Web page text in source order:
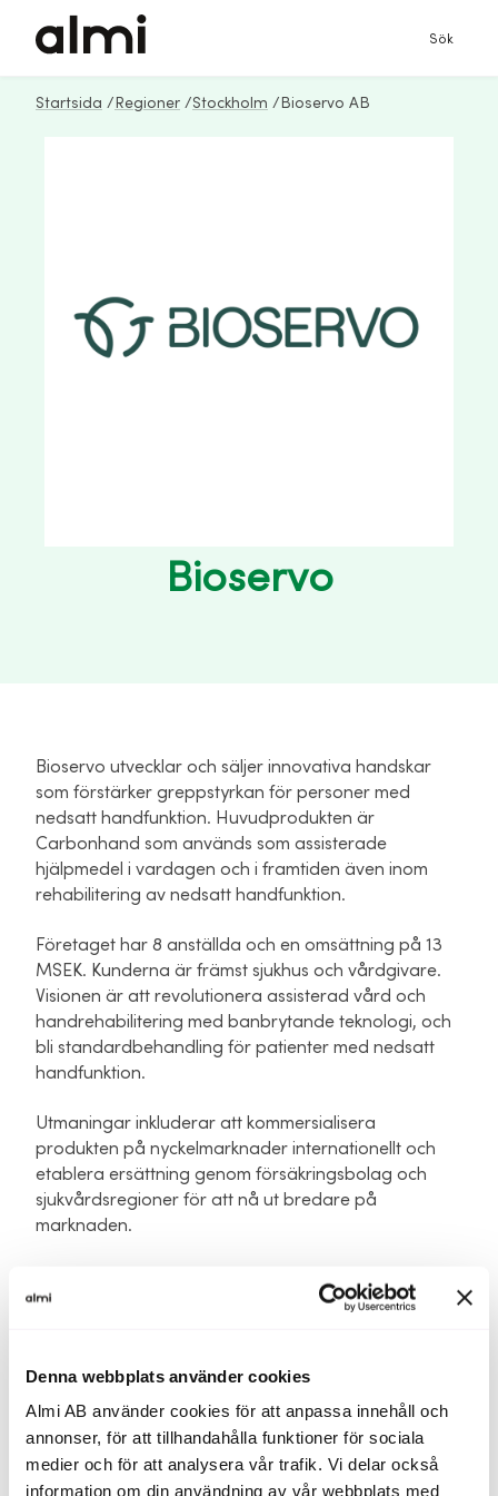
Denna webbplats använder cookies
Almi AB använder cookies för att anpassa innehåll och
annonser, för att tillhandahålla funktioner för sociala
medier och för att analysera vår trafik. Vi delar också
information om din användning av vår webbplats med
Sök
Startsida / Regioner /Stockholm / Bioservo AB
Bioservo
Bioservo utvecklar och säljer innovativa handskar
som förstärker greppstyrkan för personer med
nedsatt handfunktion. Huvudprodukten är
Carbonhand som används som assisterade
hjälpmedel i vardagen och i framtiden även inom
rehabilitering av nedsatt handfunktion.
Företaget har 8 anställda och en omsättning på 13
MSEK. Kunderna är främst sjukhus och vårdgivare.
Visionen är att revolutionera assisterad vård och
handrehabilitering med banbrytande teknologi, och
bli standardbehandling för patienter med nedsatt
handfunktion.
Utmaningar inkluderar att kommersialisera
produkten på nyckelmarknader internationellt och
etablera ersättning genom försäkringsbolag och
sjukvårdsregioner för att nå ut bredare på
marknaden.
Tyskland och försäljning i USA är initierad. USA och
initiativ kommer att prioriteras i första hand. Arbetet
att etablera försäljning på fler marknader i Europa
är initierat.